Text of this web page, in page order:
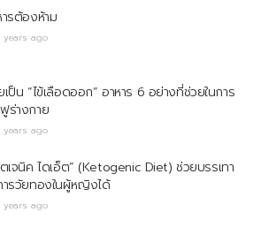
รต้องห้าม
years ago
ป็น “ไข้เลือดออก” อาหาร 6 อย่างที่ช่วยในการ
ร่างกาย
years ago
ตเจนิค ไดเอ็ต” (Ketogenic Diet) ช่วยบรรเทา
ารวัยทองในผู้หญิงได้
years ago